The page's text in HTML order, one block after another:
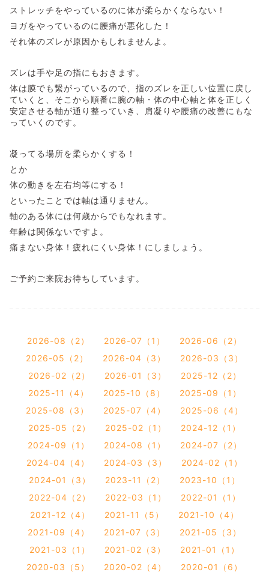
ストレッチをやっているのに体が柔らかくならない！
ヨガをやっているのに腰痛が悪化した！
それ体のズレが原因かもしれませんよ。
ズレは手や足の指にもおきます。
体は膜でも繋がっているので、指のズレを正しい位置に戻し
ていくと、そこから順番に腕の軸・体の中心軸と体を正しく
安定させる軸が通り整っていき、肩凝りや腰痛の改善にもな
っていくのです。
凝ってる場所を柔らかくする！
とか
体の動きを左右均等にする！
といったことでは軸は通りません。
軸のある体には何歳からでもなれます。
年齢は関係ないですよ。
痛まない身体！疲れにくい身体！にしましょう。
ご予約ご来院お待ちしています。
2026-08（2） 2026-07（1）
2026-06（2）
2026-05（2）
2026-04（3）
2026-03（3）
2026-02（2）
2026-01（3）
2025-12（2）
2025-11（4）
2025-10（8）
2025-09（1）
2025-08（3）
2025-07（4）
2025-06（4）
2025-05（2）
2025-02（1）
2024-12（1）
2024-09（1）
2024-08（1）
2024-07（2）
2024-04（4）
2024-03（3）
2024-02（1）
2024-01（3）
2023-11（2）
2023-10（1）
2022-04（2）
2022-03（1）
2022-01（1）
2021-12（4）
2021-11（5）
2021-10（4）
2021-09（4）
2021-07（3）
2021-05（3）
2021-03（1）
2021-02（3）
2021-01（1）
2020-03（5）
2020-02（4）
2020-01（6）